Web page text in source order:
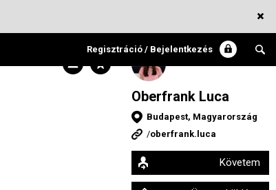
Regisztráció / Bejelentkezés
Oberfrank Luca
Budapest, Magyarország
/oberfrank.luca
Követem